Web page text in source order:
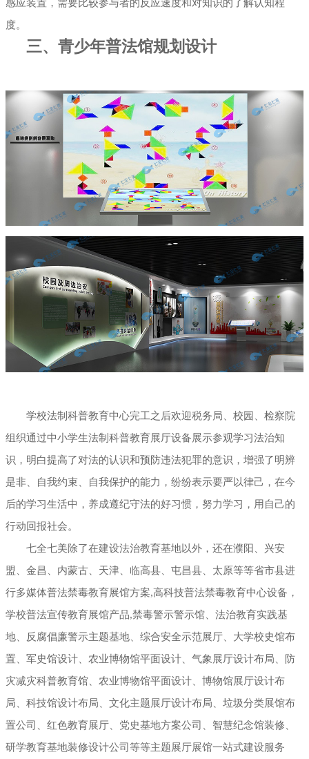
感应装置，需要比较参与者的反应速度和对知识的了解认知程
度。
三、青少年普法馆规划设计
学校法制科普教育中心完工之后欢迎税务局、校园、检察院
组织通过中小学生法制科普教育展厅设备展示参观学习法治知
识，明白提高了对法的认识和预防违法犯罪的意识，增强了明辨
是非、自我约束、自我保护的能力，纷纷表示要严以律己，在今
后的学习生活中，养成遵纪守法的好习惯，努力学习，用自己的
行动回报社会。
七全七美除了在建设法治教育基地以外，还在濮阳、兴安
盟、金昌、内蒙古、天津、临高县、屯昌县、太原等等省市县进
行多媒体普法禁毒教育展馆方案,高科技普法禁毒教育中心设备，
学校普法宣传教育展馆产品,禁毒警示警示馆、法治教育实践基
地、反腐倡廉警示主题基地、综合安全示范展厅、大学校史馆布
置、军史馆设计、农业博物馆平面设计、气象展厅设计布局、防
灾减灾科普教育馆、农业博物馆平面设计、博物馆展厅设计布
局、科技馆设计布局、文化主题展厅设计布局、垃圾分类展馆布
置公司、红色教育展厅、党史基地方案公司、智慧纪念馆装修、
研学教育基地装修设计公司等等主题展厅展馆一站式建设服务